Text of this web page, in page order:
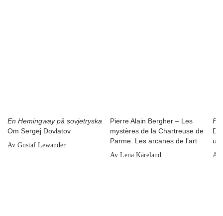
En Hemingway på sovjetryska
Om Sergej Dovlatov
Av Gustaf Lewander
Pierre Alain Bergher – Les
mystères de la Chartreuse de
Parme. Les arcanes de l’art
Av Lena Kåreland
Av